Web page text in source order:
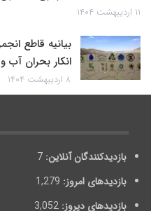
۱۱ اردیبهشت ۱۴۰۴
بیانیه قاطع
انکار بحران آب
۸ اردیبهشت ۱۴۰۴
بازدیدکنندگان آنلاین: 7
بازدیدهای امروز: 1,279
بازدیدهای دیروز: 3,052